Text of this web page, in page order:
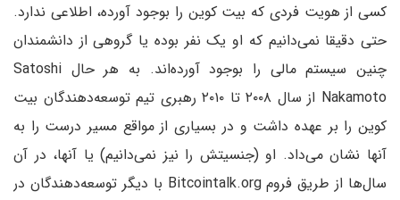
کسی از هویت فردی که بیت کوین را بوجود آورده، اطلاعی ندارد.
حتی دقیقا نمی‌دانیم که او یک نفر بوده یا گروهی از دانشمندان
چنین سیستم مالی را بوجود آورده‌اند. به هر حال Satoshi
Nakamoto از سال ۲۰۰۸ تا ۲۰۱۰ رهبری تیم توسعه‌دهندگان بیت
کوین را بر عهده داشت و در بسیاری از مواقع مسیر درست را به
آنها نشان می‌داد. او (جنسیتش را نیز نمی‌دانیم) یا آنها، در آن
سال‌ها از طریق فروم Bitcointalk.org با دیگر توسعه‌دهندگان در